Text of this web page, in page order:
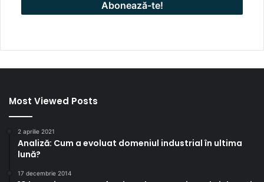
Most Viewed Posts
2 aprilie 2021
Analiză: Cum a evoluat domeniul industrial în ultima
lună?
17 decembrie 2014